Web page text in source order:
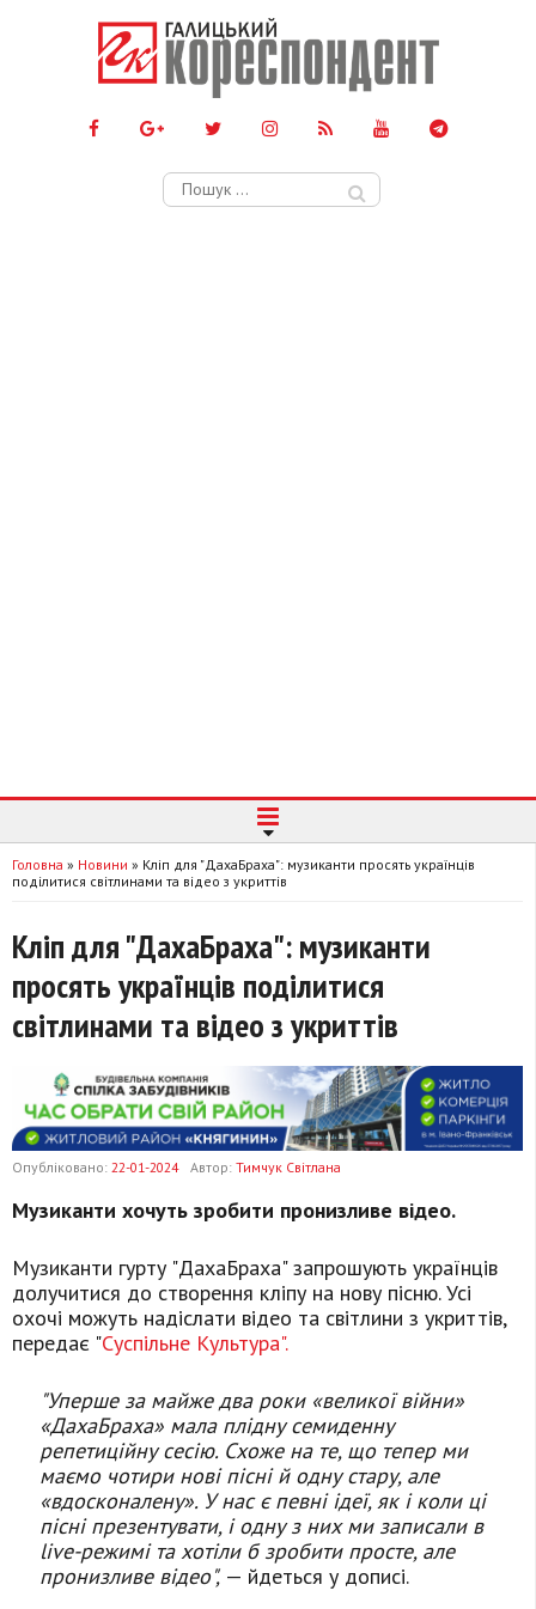
Пошук:
Головна » Новини » Кліп для "ДахаБраха": музиканти просять українців
поділитися світлинами та відео з укриттів
Кліп для "ДахаБраха": музиканти
просять українців поділитися
світлинами та відео з укриттів
Опубліковано: 22-01-2024 Автор: Тимчук Світлана
Музиканти хочуть зробити пронизливе відео.
Музиканти гурту "ДахаБраха" запрошують українців
долучитися до створення кліпу на нову пісню. Усі
охочі можуть надіслати відео та світлини з укриттів,
передає "Суспільне Культура".
"Уперше за майже два роки «великої війни»
«ДахаБраха» мала плідну семиденну
репетиційну сесію. Схоже на те, що тепер ми
маємо чотири нові пісні й одну стару, але
«вдосконалену». У нас є певні ідеї, як і коли ці
пісні презентувати, і одну з них ми записали в
live-режимі та хотіли б зробити просте, але
пронизливе відео", — йдеться у дописі.